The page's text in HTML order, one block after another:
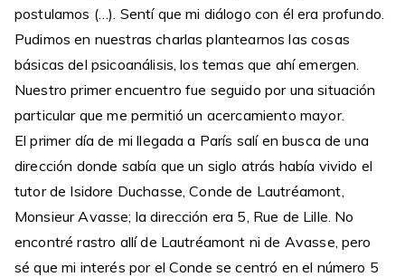
postulamos (…). Sentí que mi diálogo con él era profundo.
Pudimos en nuestras charlas plantearnos las cosas
básicas del psicoanálisis, los temas que ahí emergen.
Nuestro primer encuentro fue seguido por una situación
particular que me permitió un acercamiento mayor.
El primer día de mi llegada a París salí en busca de una
dirección donde sabía que un siglo atrás había vivido el
tutor de Isidore Duchasse, Conde de Lautréamont,
Monsieur Avasse; la dirección era 5, Rue de Lille. No
encontré rastro allí de Lautréamont ni de Avasse, pero
sé que mi interés por el Conde se centró en el número 5